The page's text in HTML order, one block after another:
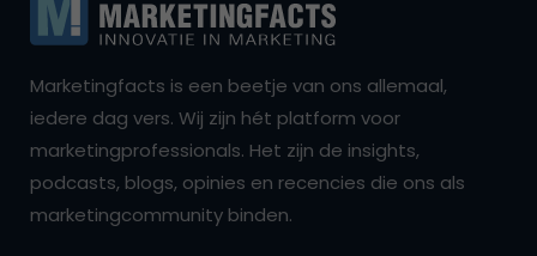
Marketingfacts is een beetje van ons allemaal,
iedere dag vers. Wij zijn hét platform voor
marketingprofessionals. Het zijn de insights,
podcasts, blogs, opinies en recencies die ons als
marketingcommunity binden.